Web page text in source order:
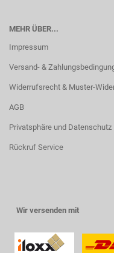
MEHR ÜBER...
Impressum
Versand- &
Widerrufsrecht & Muster-
AGB
Privatsphäre und Datenschutz
Rückruf Service
Wir versenden mit